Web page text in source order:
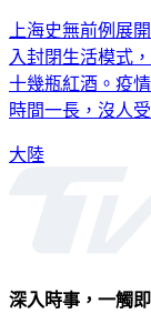
上海史無前例展
入封閉生活模式
十幾瓶紅酒。疫
時間一長，沒人
大陸
深入時事，一觸